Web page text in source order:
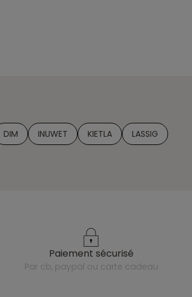
DIM INUWET KIETLA
LASSIG
paiement sécurisé
par cb, paypal ou carte cadeau